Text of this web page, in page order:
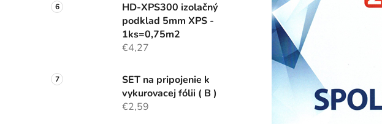
HD-XPS300 izolačný
podklad 5mm XPS -
1ks=0,75m2
€4,27
SET na pripojenie k
vykurovacej fólii ( B )
€2,59